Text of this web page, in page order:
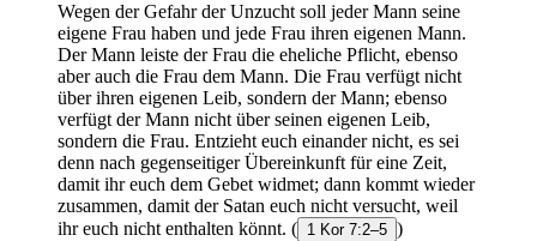
Wegen der Gefahr der Unzucht soll jeder Mann seine
eigene Frau haben und jede Frau ihren eigenen Mann.
Der Mann leiste der Frau die eheliche Pflicht, ebenso
aber auch die Frau dem Mann. Die Frau verfügt nicht
über ihren eigenen Leib, sondern der Mann; ebenso
verfügt der Mann nicht über seinen eigenen Leib,
sondern die Frau. Entzieht euch einander nicht, es sei
denn nach gegenseitiger Übereinkunft für eine Zeit,
damit ihr euch dem Gebet widmet; dann kommt wieder
zusammen, damit der Satan euch nicht versucht, weil
ihr euch nicht enthalten könnt. ( 1 Kor 7:2–5 )